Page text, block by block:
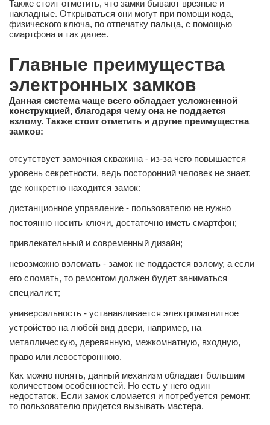
Также стоит отметить, что замки бывают врезные и
накладные. Открываться они могут при помощи кода,
физического ключа, по отпечатку пальца, с помощью
смартфона и так далее.
Главные преимущества
электронных замков
Данная система чаще всего обладает усложненной
конструкцией, благодаря чему она не поддается
взлому. Также стоит отметить и другие преимущества
замков:
отсутствует замочная скважина - из-за чего повышается
уровень секретности, ведь посторонний человек не знает,
где конкретно находится замок:
дистанционное управление - пользователю не нужно
постоянно носить ключи, достаточно иметь смартфон;
привлекательный и современный дизайн;
невозможно взломать - замок не поддается взлому, а если
его сломать, то ремонтом должен будет заниматься
специалист;
универсальность - устанавливается электромагнитное
устройство на любой вид двери, например, на
металлическую, деревянную, межкомнатную, входную,
право или левостороннюю.
Как можно понять, данный механизм обладает большим
количеством особенностей. Но есть у него один
недостаток. Если замок сломается и потребуется ремонт,
то пользователю придется вызывать мастера.